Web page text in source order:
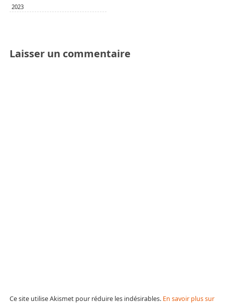
2023
Laisser un commentaire
Ce site utilise Akismet pour réduire les indésirables. En savoir plus sur